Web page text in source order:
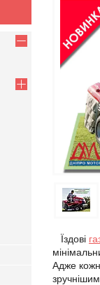
Їздові
Адже